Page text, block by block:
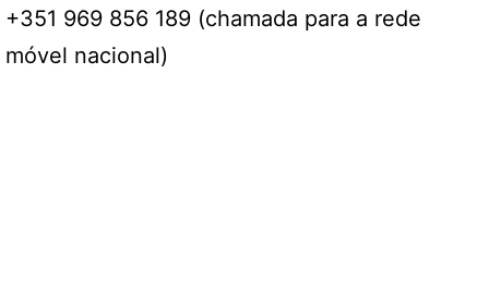
+351 969 856 189 (chamada para a rede
móvel nacional)